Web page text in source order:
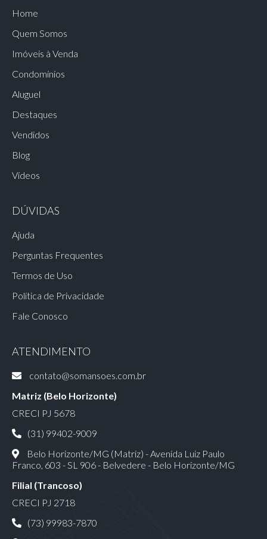
Home
Quem Somos
Imóveis à Venda
Condomínios
Aluguel
Destaques
Vendidos
Blog
Vídeos
DÚVIDAS
Ajuda
Perguntas Frequentes
Termos de Uso
Política de Privacidade
Fale Conosco
ATENDIMENTO
contato@somansoes.com.br
Matriz (Belo Horizonte)
CRECI PJ 5678
(31) 99402-9009
Belo Horizonte/MG (Matriz) - Avenida Luiz Paulo
Franco, 603 - SL 906 - Belvedere - Belo Horizonte/MG
Filial (Trancoso)
CRECI PJ 2718
(73) 99983-7870